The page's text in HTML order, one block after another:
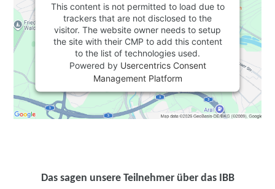
This content is not permitted to load due to
trackers that are not disclosed to the
visitor. The website owner needs to setup
the site with their CMP to add this content
to the list of technologies used.
Powered by Usercentrics Consent
Management Platform
Das sagen unsere Teilnehmer über das IBB